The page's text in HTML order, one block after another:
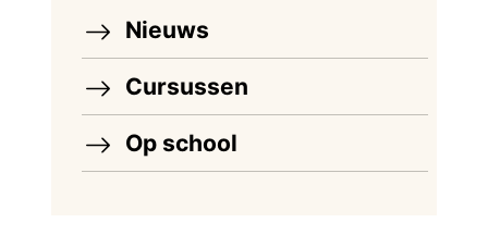
Nieuws
Cursussen
Op school